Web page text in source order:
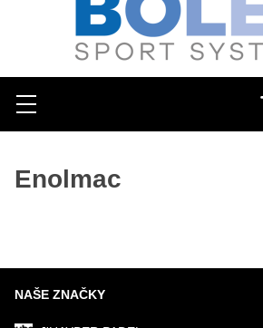
Hľadať
Menu
Enolmac
NAŠE ZNAČKY